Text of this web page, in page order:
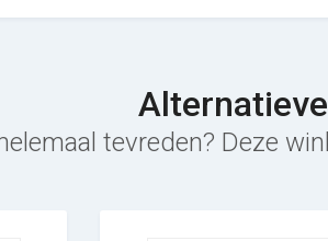
tevreden? Deze